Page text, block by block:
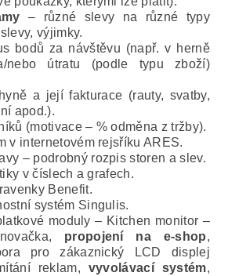
– různé slevy na různé typy
výjimky.
bodů za návštěvu (např. v herně
nebo útratu (podle typu zboží)
a její fakturace (rauty, svatby,
apod.).
(motivace – % odměna z tržby).
v internetovém rejsříku ARES.
– podrobný rozpis storen a slev.
v číslech a grafech.
Benefit.
systém Singulis.
moduly – Kitchen monitor –
propojení na e-shop,
pro zákaznický LCD displej
reklam, vyvolávací systém,